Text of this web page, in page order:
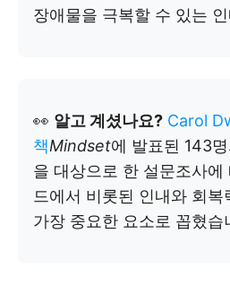
장애물을 극복할 수 있는
👀 알고 계셨나요? Carol
책Mindset에 발표된 143
을 대상으로 한 설문조사에
드에서 비롯된 인내와 회복
가장 중요한 요소로 꼽혔습